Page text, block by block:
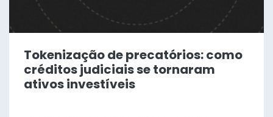
Tokenização de precatórios: como
créditos judiciais se tornaram
ativos investíveis